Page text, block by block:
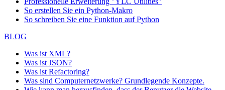
So erstellen Sie ein Python-Makro
So schreiben Sie eine Funktion auf Python
BLOG
Was ist XML?
Was ist JSON?
Was ist Refactoring?
Was sind Computernetzwerke? Grundlegende Konzepte.